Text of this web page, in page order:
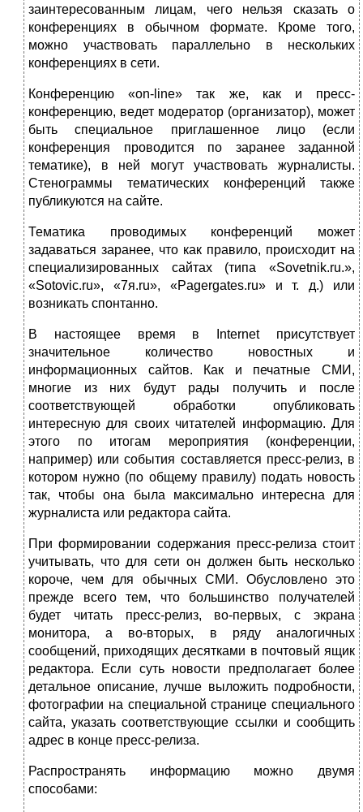
заинтересованным лицам, чего нельзя сказать о
конференциях в обычном формате. Кроме того,
можно участвовать параллельно в нескольких
конференциях в сети.
Конференцию «on-line» так же, как и пресс-
конференцию, ведет модератор (организатор), может
быть специальное приглашенное лицо (если
конференция проводится по заранее заданной
тематике), в ней могут участвовать журналисты.
Стенограммы тематических конференций также
публикуются на сайте.
Тематика проводимых конференций может
задаваться заранее, что как правило, происходит на
специализированных сайтах (типа «Sovetnik.ru.»,
«Sotovic.ru», «7я.ru», «Pagergates.ru» и т. д.) или
возникать спонтанно.
В настоящее время в Internet присутствует
значительное количество новостных и
информационных сайтов. Как и печатные СМИ,
многие из них будут рады получить и после
соответствующей обработки опубликовать
интересную для своих читателей информацию. Для
этого по итогам мероприятия (конференции,
например) или события составляется пресс-релиз, в
котором нужно (по общему правилу) подать новость
так, чтобы она была максимально интересна для
журналиста или редактора сайта.
При формировании содержания пресс-релиза стоит
учитывать, что для сети он должен быть несколько
короче, чем для обычных СМИ. Обусловлено это
прежде всего тем, что большинство получателей
будет читать пресс-релиз, во-первых, с экрана
монитора, а во-вторых, в ряду аналогичных
сообщений, приходящих десятками в почтовый ящик
редактора. Если суть новости предполагает более
детальное описание, лучше выложить подробности,
фотографии на специальной странице специального
сайта, указать соответствующие ссылки и сообщить
адрес в конце пресс-релиза.
Распространять информацию можно двумя
способами: